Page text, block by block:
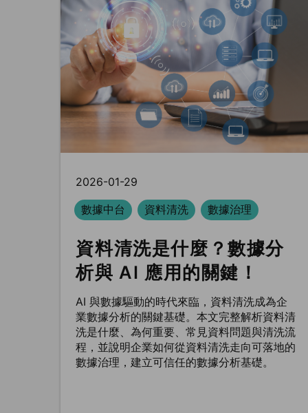
2026-01-29
數據中台
資料清洗 數據治理
資料清洗是什麼？數據分
析與 AI 應用的關鍵！
AI 與數據驅動的時代來臨，資料清洗成為企
業數據分析的關鍵基礎。本文完整解析資料清
洗是什麼、為何重要、常見資料問題與清洗流
程，並說明企業如何從資料清洗走向可落地的
數據治理，建立可信任的數據分析基礎。